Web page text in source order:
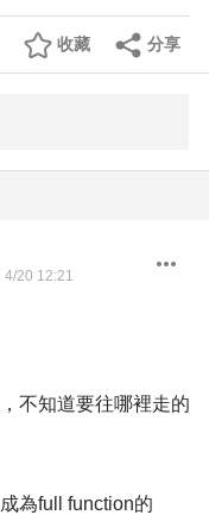
分享
收藏
4/20 12:21
不知道要往哪裡走的
為full function的